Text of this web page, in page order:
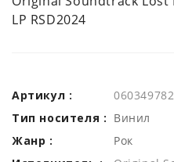
LP RSD2024
Артикул :
Тип носителя : Винил
Жанр :
Рок